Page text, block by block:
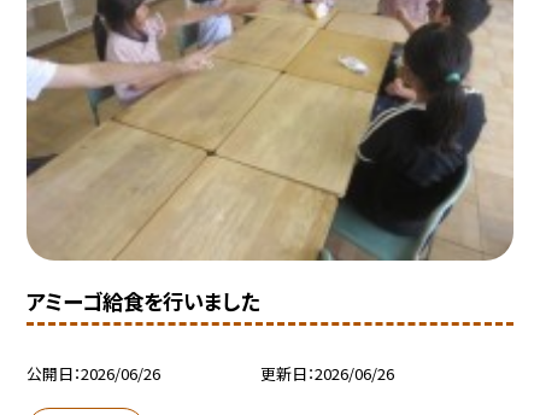
アミーゴ給食を行いました
公開日 2026/06/26 更新日 2026/06/26